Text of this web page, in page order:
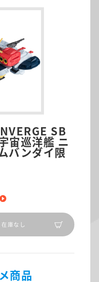
SB
宙巡洋艦 ニ
バンダイ限
在庫なし
商品